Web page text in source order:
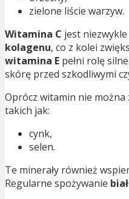
zielone liście warzyw.
Witamina C jest
kolagenu, co z kolei
witamina E pełni rolę
skórę przed szkodliwymi
Oprócz witamin nie można
takich jak:
cynk,
selen.
Te minerały również
Regularne spożywanie